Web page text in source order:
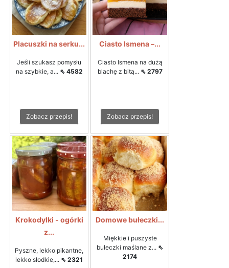
Placuszki na serku...
Jeśli szukasz pomysłu
na szybkie, a... ⇖ 4582
Zobacz przepis!
Ciasto Ismena –...
Ciasto Ismena na dużą
blachę z bitą... ⇖ 2797
Zobacz przepis!
Krokodylki - ogórki
z...
Pyszne, lekko pikantne,
lekko słodkie,... ⇖ 2321
Domowe bułeczki...
Miękkie i puszyste
bułeczki maślane z... ⇖
2174